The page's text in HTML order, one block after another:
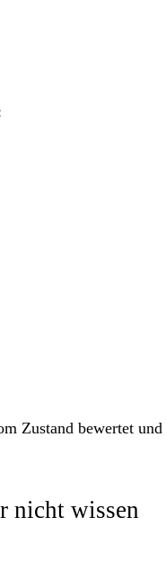
Zustand bewertet und
nicht wissen